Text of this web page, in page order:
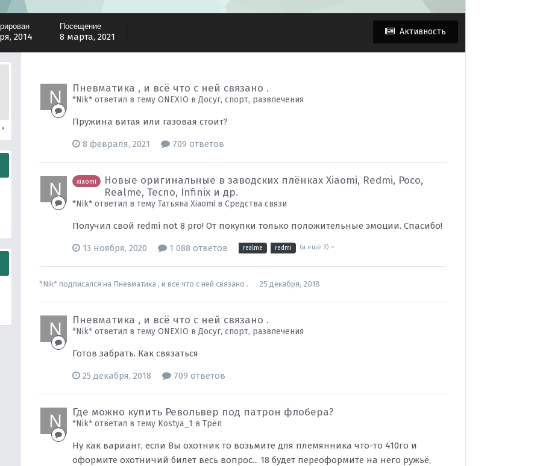
Активность
2014
Посещение
8 марта, 2021
Пневматика , и всё что с ней связано .
*Nik* ответил в тему ONEXIO вДосуг, спорт, развлечения
Пружина витая или газовая стоит?
8 февраля, 2021 709 ответов
xiaomi
Новые оригинальные в заводских плёнках Xiaomi, Redmi, Poco,
Realme, Tecno, Infinix и др.
*Nik* ответил в тему Татьяна Xiaomi вСредства связи
Получил свой redmi not 8 pro! От покупки только положительные эмоции. Спасибо!
13 ноября, 2020 1 088 ответов realme redmi (и ещё 3)
*Nik* подписался на Пневматика , и всё что с ней связано . 25 декабря, 2018
Пневматика , и всё что с ней связано .
*Nik* ответил в тему ONEXIO вДосуг, спорт, развлечения
Готов забрать. Как связаться
25 декабря, 2018 709 ответов
Где можно купить Револьвер под патрон флобера?
*Nik* ответил в тему Kostya_1 вТрёп
Ну как вариант, если Вы охотник то возьмите для племянника что-то 410го и
оформите охотничий билет весь вопрос... 18 будет переоформите на него ружьё,